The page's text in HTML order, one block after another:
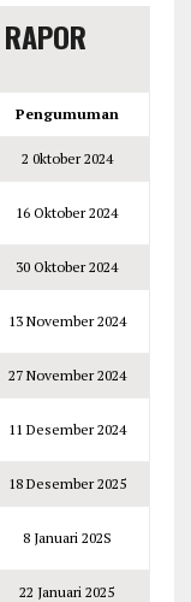
Pengumuman
2 0ktober 2024
16 Oktober 2024
30 Oktober 2024
13 November 2024
27 November 2024
11 Desember 2024
18 Desember 2025
8 Januari 202S
22 Januari 2025